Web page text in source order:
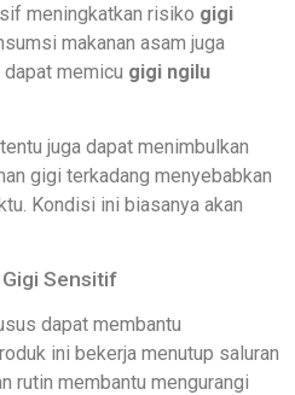
meningkatkan risiko gigi
makanan asam juga
memicu gigi ngilu
juga dapat menimbulkan
gigi terkadang menyebabkan
Kondisi ini biasanya akan
Sensitif
dapat membantu
ini bekerja menutup saluran
rutin membantu mengurangi